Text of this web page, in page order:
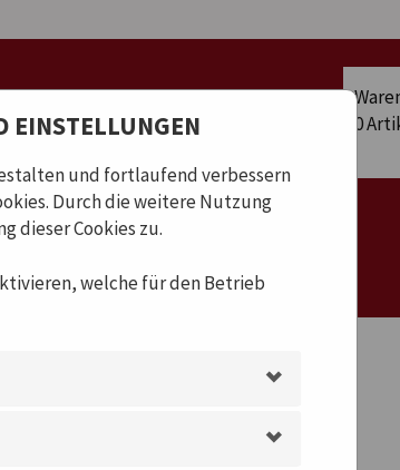
EINSTELLUNGEN
und fortlaufend verbessern
Durch die weitere Nutzung
dieser Cookies zu.
welche für den Betrieb
0